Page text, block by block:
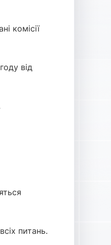
комісії
від
питань.